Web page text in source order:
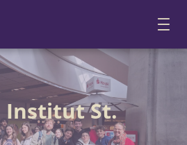
Institut St.